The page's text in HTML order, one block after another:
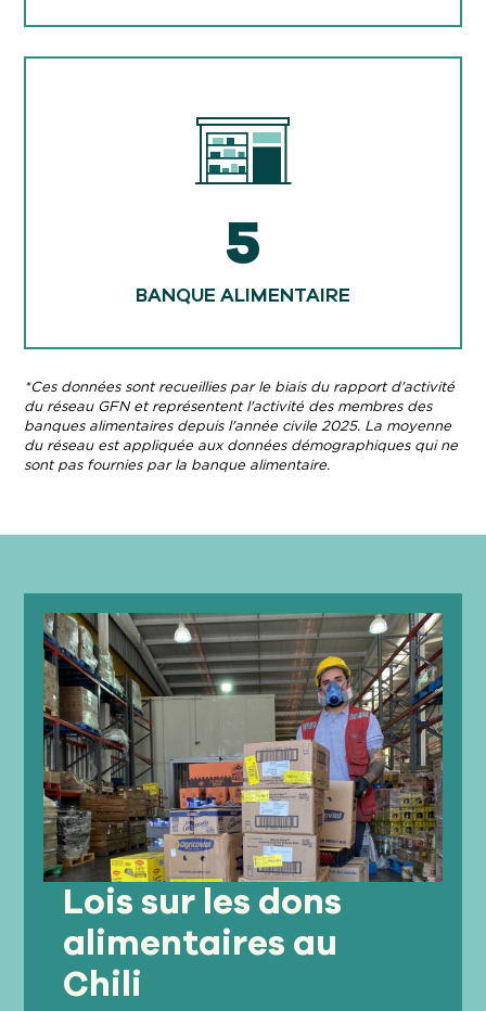
5
BANQUE ALIMENTAIRE
*Ces données sont recueillies par le biais du rapport d'activité
du réseau GFN et représentent l'activité des membres des
banques alimentaires depuis l'année civile 2025. La moyenne
du réseau est appliquée aux données démographiques qui ne
sont pas fournies par la banque alimentaire.
Lois sur les dons
alimentaires au
Chili